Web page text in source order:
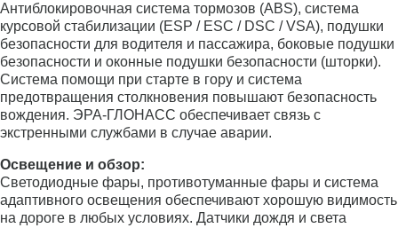
Антиблокировочная система тормозов (ABS), система
курсовой стабилизации (ESP / ESC / DSC / VSA), подушки
безопасности для водителя и пассажира, боковые подушки
безопасности и оконные подушки безопасности (шторки).
Система помощи при старте в гору и система
предотвращения столкновения повышают безопасность
вождения. ЭРА-ГЛОНАСС обеспечивает связь с
экстренными службами в случае аварии.
Освещение и обзор:
Светодиодные фары, противотуманные фары и система
адаптивного освещения обеспечивают хорошую видимость
на дороге в любых условиях. Датчики дождя и света